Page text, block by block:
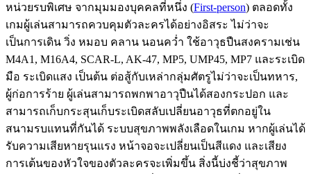
หน่วยรบพิเศษ จากมุมมองบุคคลที่หนึ่ง (First-person) ตลอดทั้ง
เกมผู้เล่นสามารถควบคุมตัวละครได้อย่างอิสระ ไม่ว่าจะ
เป็นการเดิน วิ่ง หมอบ คลาน นอนคว่ำ ใช้อาวุธปืนสงครามเช่น
M4A1, M16A4, SCAR-L, AK-47, MP5, UMP45, MP7 และระเบิด
มือ ระเบิดแสง เป็นต้น ต่อสู้กับเหล่ากลุ่มศัตรูไม่ว่าจะเป็นทหาร,
ผู้ก่อการร้าย ผู้เล่นสามารถพกพาอาวุปืนได้สองกระปอก และ
สามารถเก็บกระสุนเก็บระเบิดสลับเปลี่ยนอาวุธที่ตกอยู่ใน
สนามรบแทนที่กันได้ ระบบสุขภาพพลังเลือดในเกม หากผู้เล่นได้
รับความเสียหายรุนแรง หน้าจอจะเปลี่ยนเป็นสีแดง และเสียง
การเต้นของหัวใจของตัวละครจะเพิ่มขึ้น สิ่งนี้บ่งชี้ว่าสุขภาพ